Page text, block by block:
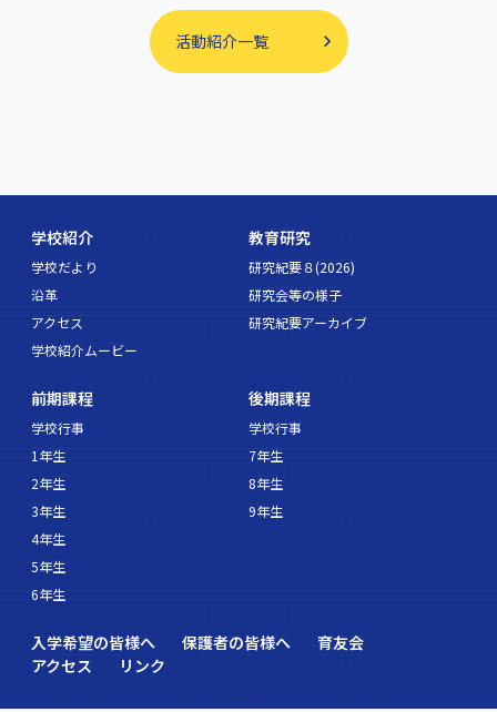
活動紹介一覧
学校紹介
学校だより
沿革
アクセス
学校紹介ムービー
教育研究
研究紀要８(2026)
研究会等の様子
研究紀要アーカイブ
前期課程
学校行事
1年生
2年生
3年生
4年生
5年生
6年生
後期課程
学校行事
7年生
8年生
9年生
入学希望の皆様へ 保護者の皆様へ
育友会
アクセス
リンク